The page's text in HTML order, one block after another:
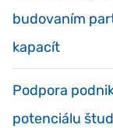
budovaním
kapacít
Podpora
potenciálu